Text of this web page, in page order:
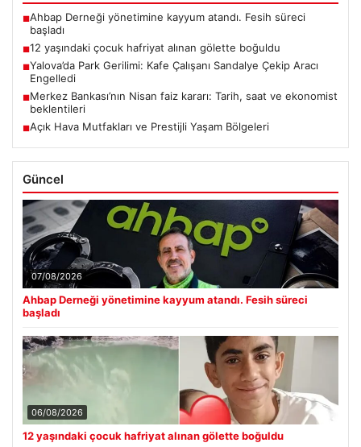
■Ahbap Derneği yönetimine kayyum atandı. Fesih süreci
başladı
■12 yaşındaki çocuk hafriyat alınan gölette boğuldu
■Yalova’da Park Gerilimi: Kafe Çalışanı Sandalye Çekip Aracı
Engelledi
■Merkez Bankası’nın Nisan faiz kararı: Tarih, saat ve ekonomist
beklentileri
■Açık Hava Mutfakları ve Prestijli Yaşam Bölgeleri
Güncel
07/08/2026
Ahbap Derneği yönetimine kayyum atandı. Fesih süreci
başladı
06/08/2026
12 yaşındaki çocuk hafriyat alınan gölette boğuldu